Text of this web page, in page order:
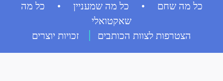
כל מה שחם • כל מה שמעניין • כל מה
שאקטואלי
הצטרפות לצוות הכותבים
זכויות יוצרים